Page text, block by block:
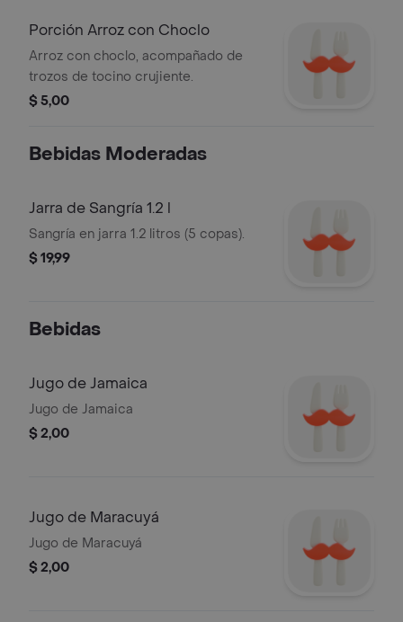
Porción Arroz con Choclo
Arroz con choclo, acompañado de
trozos de tocino crujiente.
$ 5,00
Bebidas Moderadas
Jarra de Sangría 1.2 l
Sangría en jarra 1.2 litros (5 copas).
$ 19,99
Bebidas
Jugo de Jamaica
Jugo de Jamaica
$ 2,00
Jugo de Maracuyá
Jugo de Maracuyá
$ 2,00